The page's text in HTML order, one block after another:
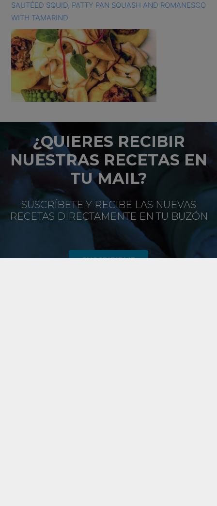
SAUTÉED SQUID, PATTY PAN SQUASH AND ROMANESCO
WITH TAMARIND
¿QUIERES RECIBIR
NUESTRAS RECETAS EN
TU MAIL?
SUSCRÍBETE Y RECIBE LAS NUEVAS
RECETAS DIRECTAMENTE EN TU BUZÓN
SUSCRIBIRME